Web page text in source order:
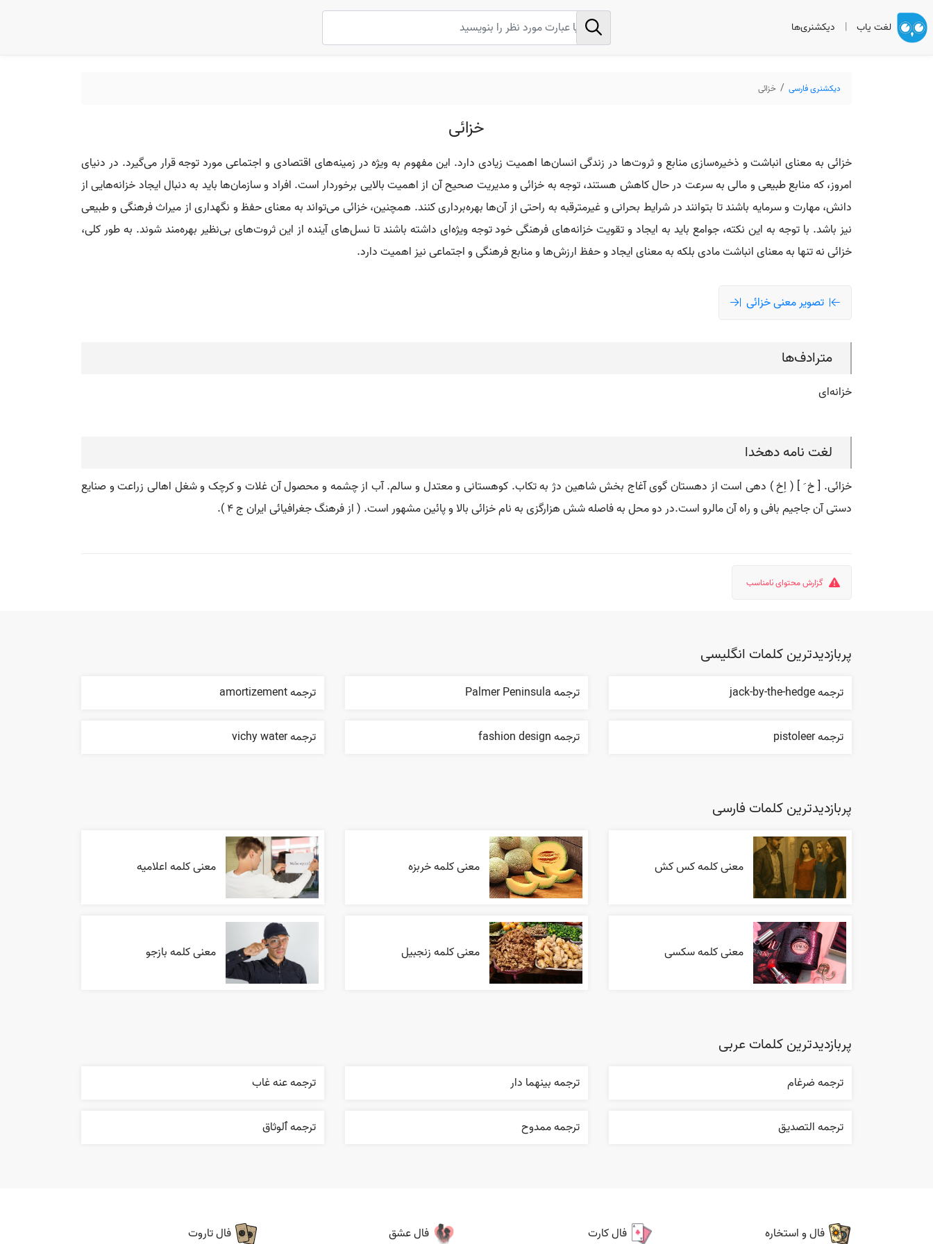
لغت یاب | دیکشنری‌ها
دیکشنری فارسی خزائی
خزائی
خزائی به معنای انباشت و ذخیره‌سازی منابع و ثروت‌ها در زندگی انسان‌ها اهمیت زیادی دارد. این مفهوم به ویژه در زمینه‌های اقتصادی و اجتماعی مورد توجه قرار می‌گیرد. در دنیای
امروز، که منابع طبیعی و مالی به سرعت در حال کاهش هستند، توجه به خزائی و مدیریت صحیح آن از اهمیت بالایی برخوردار است. افراد و سازمان‌ها باید به دنبال ایجاد خزانه‌هایی از
دانش، مهارت و سرمایه باشند تا بتوانند در شرایط بحرانی و غیرمترقبه به راحتی از آن‌ها بهره‌برداری کنند. همچنین، خزائی می‌تواند به معنای حفظ و نگهداری از میراث فرهنگی و طبیعی
نیز باشد. با توجه به این نکته، جوامع باید به ایجاد و تقویت خزانه‌های فرهنگی خود توجه ویژه‌ای داشته باشند تا نسل‌های آینده از این ثروت‌های بی‌نظیر بهره‌مند شوند. به طور کلی،
خزائی نه تنها به معنای انباشت مادی بلکه به معنای ایجاد و حفظ ارزش‌ها و منابع فرهنگی و اجتماعی نیز اهمیت دارد.
تصویر معنی خزائی
مترادف‌ها
خزانه‌ای
لغت نامه دهخدا
خزائی. [ خ َ ] ( اِخ ) دهی است از دهستان گوی آغاج بخش شاهین دژ به تکاب. کوهستانی و معتدل و سالم. آب از چشمه و محصول آن غلات و کرچک و شغل اهالی زراعت و صنایع
دستی آن جاجیم بافی و راه آن مالرو است.در دو محل به فاصله شش هزارگزی به نام خزائی بالا و پائین مشهور است. ( از فرهنگ جغرافیائی ایران ج 4 ).
گزارش محتوای نامناسب
پربازدیدترین کلمات انگلیسی
ترجمه jack-by-the-hedge ترجمه Palmer Peninsula ترجمه amortizement
ترجمه pistoleer ترجمه fashion design ترجمه vichy water
پربازدیدترین کلمات فارسی
معنی کلمه کس کش معنی کلمه خربزه معنی کلمه اعلاميه
معنی کلمه سکسی معنی کلمه زنجبیل معنی کلمه بازجو
پربازدیدترین کلمات عربی
ترجمه ضرغام ترجمه بينهما دار ترجمه عنه غاب
ترجمه التصديق ترجمه ممدوح ترجمه ٱلوثاق
فال و استخاره فال کارت فال عشق فال تاروت